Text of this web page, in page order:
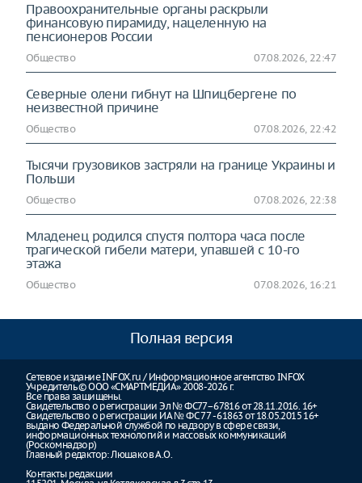
Правоохранительные органы раскрыли
финансовую пирамиду, нацеленную на
пенсионеров России
Общество 07.08.2026, 22:47
Северные олени гибнут на Шпицбергене по
неизвестной причине
Общество 07.08.2026, 22:42
Тысячи грузовиков застряли на границе Украины и
Польши
Общество 07.08.2026, 22:38
Младенец родился спустя полтора часа после
трагической гибели матери, упавшей с 10-го
этажа
Общество 07.08.2026, 16:21
Полная версия
Сетевое издание INFOX.ru / Информационное агентство INFOX
Учредитель © ООО «СМАРТМЕДИА» 2008-2026 г.
Все права защищены.
Свидетельство о регистрации Эл № ФС77–67816 от 28.11.2016. 16+
Свидетельство о регистрации ИА № ФС 77 - 61863 от 18.05.2015 16+
выдано Федеральной службой по надзору в сфере связи,
информационных технологий и массовых коммуникаций
(Роскомнадзор)
Главный редактор: Люшаков А.О.
Контакты редакции